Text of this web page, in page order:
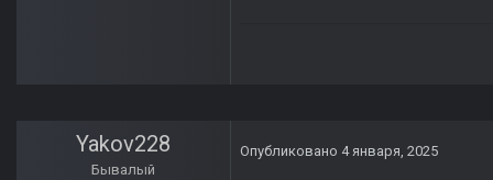
Yakov228
Бывалый
Опубликовано 4 января, 2025